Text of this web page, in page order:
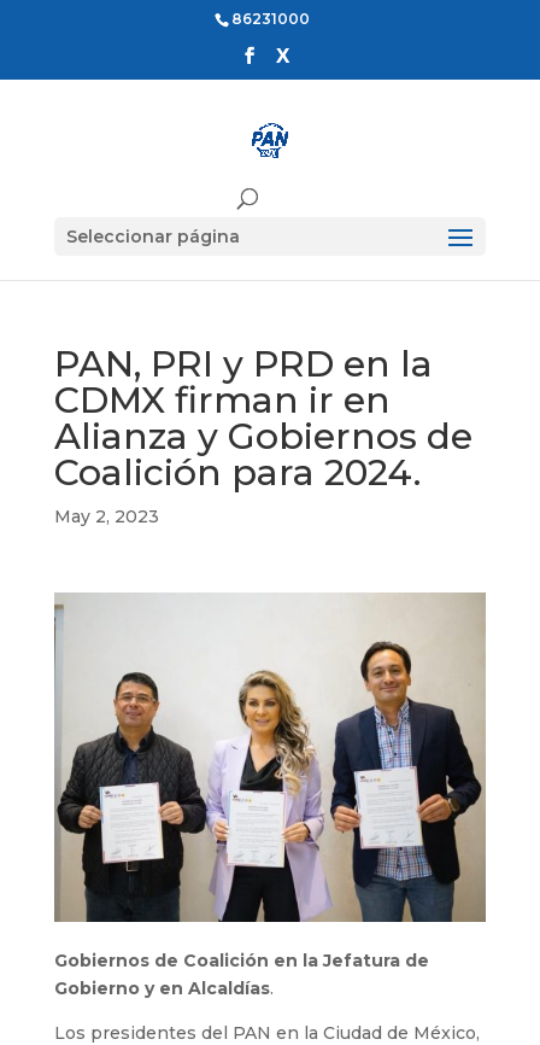
86231000
Seleccionar página
PAN, PRI y PRD en la
CDMX firman ir en
Alianza y Gobiernos de
Coalición para 2024.
May 2, 2023
Gobiernos de Coalición en la Jefatura de
Gobierno y en Alcaldías.
Los presidentes del PAN en la Ciudad de México,